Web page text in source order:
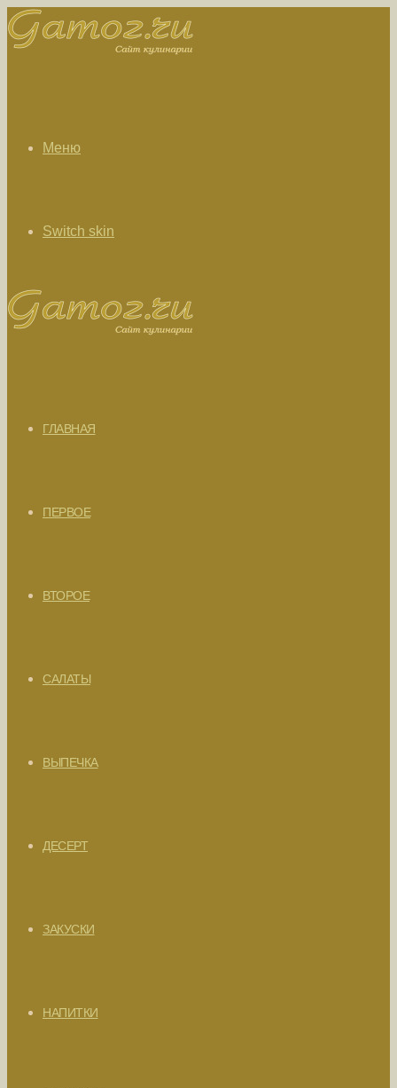
Меню
Switch skin
ГЛАВНАЯ
ПЕРВОЕ
ВТОРОЕ
САЛАТЫ
ВЫПЕЧКА
ДЕСЕРТ
ЗАКУСКИ
НАПИТКИ